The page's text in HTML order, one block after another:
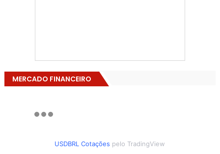
MERCADO FINANCEIRO
USDBRL Cotações pelo TradingView